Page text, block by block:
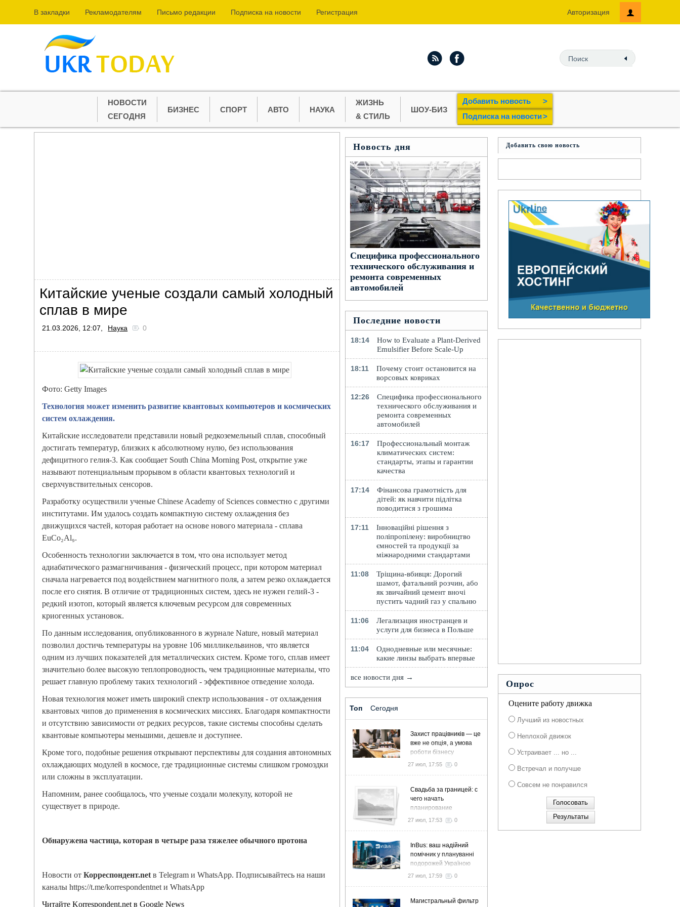
В закладки Рекламодателям Письмо редакции Подпиcка на новости Регистрация Авторизация
НОВОСТИ
СЕГОДНЯ
БИЗНЕС СПОРТ АВТО НАУКА
ЖИЗНЬ
& СТИЛЬ
ШОУ-БИЗ
Добавить новость
>
Подпиcка на новости>
Китайские ученые создали самый холодный
сплав в мире
21.03.2026, 12:07, Наука 0
Фото: Getty Images
Технология может изменить развитие квантовых компьютеров и космических
систем охлаждения.
Китайские исследователи представили новый редкоземельный сплав, способный
достигать температур, близких к абсолютному нулю, без использования
дефицитного гелия-3. Как сообщает South China Morning Post, открытие уже
называют потенциальным прорывом в области квантовых технологий и
сверхчувствительных сенсоров.
Разработку осуществили ученые Chinese Academy of Sciences совместно с другими
институтами. Им удалось создать компактную систему охлаждения без
движущихся частей, которая работает на основе нового материала - сплава
EuCo₂Al₉.
Особенность технологии заключается в том, что она использует метод
адиабатического размагничивания - физический процесс, при котором материал
сначала нагревается под воздействием магнитного поля, а затем резко охлаждается
после его снятия. В отличие от традиционных систем, здесь не нужен гелий-3 -
редкий изотоп, который является ключевым ресурсом для современных
криогенных установок.
По данным исследования, опубликованного в журнале Nature, новый материал
позволил достичь температуры на уровне 106 милликельвинов, что является
одним из лучших показателей для металлических систем. Кроме того, сплав имеет
значительно более высокую теплопроводность, чем традиционные материалы, что
решает главную проблему таких технологий - эффективное отведение холода.
Новая технология может иметь широкий спектр использования - от охлаждения
квантовых чипов до применения в космических миссиях. Благодаря компактности
и отсутствию зависимости от редких ресурсов, такие системы способны сделать
квантовые компьютеры меньшими, дешевле и доступнее.
Кроме того, подобные решения открывают перспективы для создания автономных
охлаждающих модулей в космосе, где традиционные системы слишком громоздки
или сложны в эксплуатации.
Напомним, ранее сообщалось, что ученые создали молекулу, которой не
существует в природе.
Обнаружена частица, которая в четыре раза тяжелее обычного протона
Новости от Корреспондент.netв Telegram и WhatsApp. Подписывайтесь на наши
каналы https://t.me/korrespondentnet и WhatsApp
Читайте Korrespondent.net в Google News
Новость дня
Специфика профессионального
технического обслуживания и
ремонта современных
автомобилей
Последние новости
18:14
How to Evaluate a Plant-Derived
Emulsifier Before Scale-Up
18:11
Почему стоит остановится на
ворсовых ковриках
12:26
Специфика профессионального
технического обслуживания и
ремонта современных
автомобилей
16:17
Профессиональный монтаж
климатических систем:
стандарты, этапы и гарантии
качества
17:14
Фінансова грамотність для
дітей: як навчити підлітка
поводитися з грошима
17:11
Інноваційні рішення з
поліпропілену: виробництво
ємностей та продукції за
міжнародними стандартами
11:08
Тріщина-вбивця: Дорогий
шамот, фатальний розчин, або
як звичайний цемент вночі
пустить чадний газ у спальню
11:06
Легализация иностранцев и
услуги для бизнеса в Польше
11:04
Однодневные или месячные:
какие линзы выбрать впервые
все новости дня →
Топ Сегодня
Захист працівників — це
вже не опція, а умова
роботи бізнесу
27 июл, 17:55 0
Свадьба за границей: с
чего начать
планирование
27 июл, 17:53 0
InBus: ваш надійний
помічник у плануванні
подорожей Україною
27 июл, 17:59 0
Магистральный фильтр
Добавить свою новость
Опрос
Оцените работу движка
Лучший из новостных
Неплохой движок
Устраивает ... но ...
Встречал и получше
Совсем не понравился